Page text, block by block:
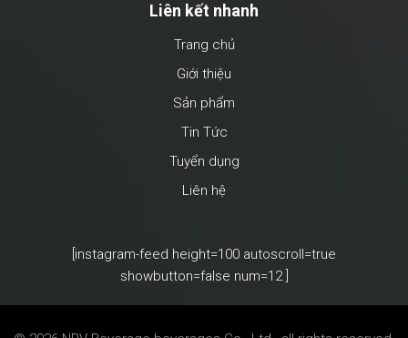
Liên kết nhanh
Trang chủ
Giới thiệu
Sản phẩm
Tin Tức
Tuyển dụng
Liên hệ
[instagram-feed height=100 autoscroll=true
showbutton=false num=12 ]